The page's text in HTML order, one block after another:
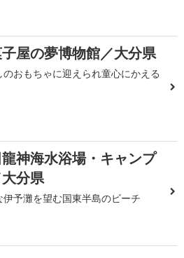
屋の夢博物館／大分県
のおもちゃに迎えられ童心にかえる
神海水浴場・キャンプ
分県
伊予灘を望む国東半島のビーチ